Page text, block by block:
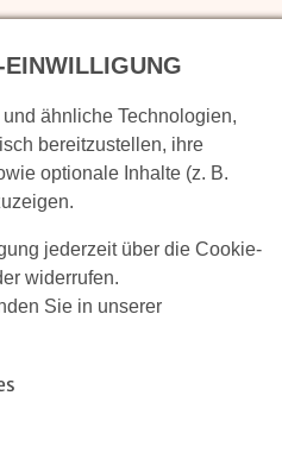
Startseite
finden
Ansatz
frühe Kindheit
ähnliche Technologien,
bereitzustellen, ihre
optionale Inhalte (z. B.
jederzeit über die Cookie-
widerrufen.
Sie in unserer